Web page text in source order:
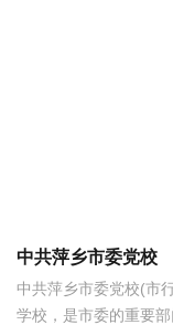
中共萍乡市委党校
中共萍乡市委党校(市
学校，是市委的重要